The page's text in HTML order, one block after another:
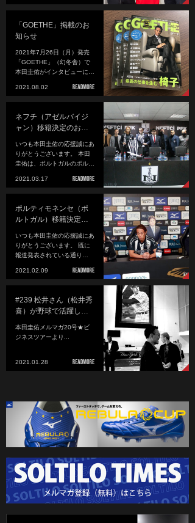
「GOETHE」掲載のお
知らせ
2021年7月26日（月）発売
「GOETHE」（幻冬舎）で
本田圭佑がインタビューに…
2021.08.02
ネフチ（アゼルバイジ
ャン）移籍決定のお…
いつも本田圭佑の応援誠にあ
りがとうございます。 本田
圭佑は、ポルトガルのポル…
2021.03.17
ポルティモネンセ（ポ
ルトガル）移籍決定…
いつも本田圭佑の応援誠にあ
りがとうございます。 既に
報道発表されている通り…
2021.02.09
#239 松井さん（松井秀
喜）が野球で活躍し…
本田圭佑メルマガ20号★ビ
ジネスツアーより...
2021.01.28